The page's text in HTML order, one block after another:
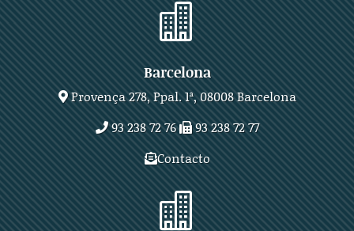

Barcelona
Provença 278, Ppal. 1ª, 08008 Barcelona
93 238 72 76
93 238 72 77
Contacto
